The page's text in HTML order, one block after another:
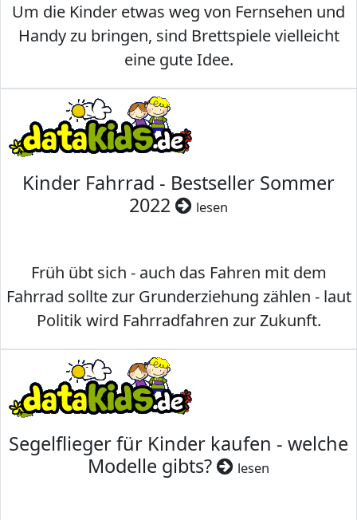
Um die Kinder etwas weg von Fernsehen und
Handy zu bringen, sind Brettspiele vielleicht
eine gute Idee.
Kinder Fahrrad - Bestseller Sommer
2022
lesen
Früh übt sich - auch das Fahren mit dem
Fahrrad sollte zur Grunderziehung zählen - laut
Politik wird Fahrradfahren zur Zukunft.
Segelflieger für Kinder kaufen - welche
Modelle gibts?
lesen